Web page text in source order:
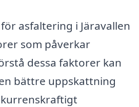
asfaltering i Järavallen
som påverkar
dessa faktorer kan
bättre uppskattning